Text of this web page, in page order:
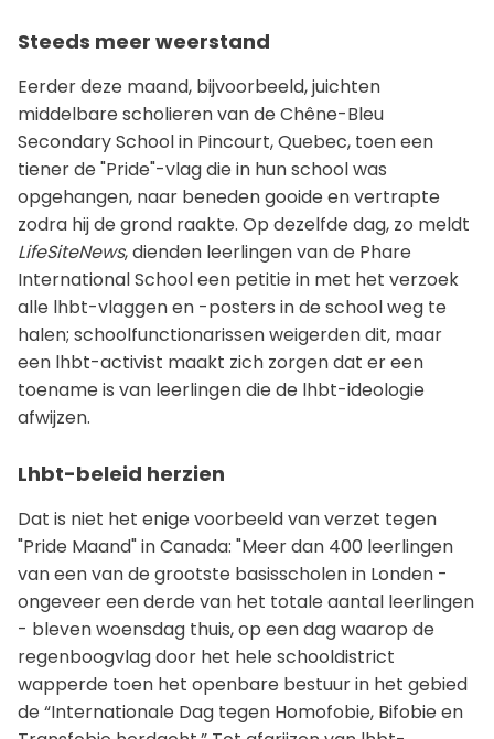
Steeds meer weerstand
Eerder deze maand, bijvoorbeeld, juichten
middelbare scholieren van de Chêne-Bleu
Secondary School in Pincourt, Quebec, toen een
tiener de "Pride"-vlag die in hun school was
opgehangen, naar beneden gooide en vertrapte
zodra hij de grond raakte. Op dezelfde dag, zo meldt
LifeSiteNews, dienden leerlingen van de Phare
International School een petitie in met het verzoek
alle lhbt-vlaggen en -posters in de school weg te
halen; schoolfunctionarissen weigerden dit, maar
een lhbt-activist maakt zich zorgen dat er een
toename is van leerlingen die de lhbt-ideologie
afwijzen.
Lhbt-beleid herzien
Dat is niet het enige voorbeeld van verzet tegen
"Pride Maand" in Canada: "Meer dan 400 leerlingen
van een van de grootste basisscholen in Londen -
ongeveer een derde van het totale aantal leerlingen
- bleven woensdag thuis, op een dag waarop de
regenboogvlag door het hele schooldistrict
wapperde toen het openbare bestuur in het gebied
de “Internationale Dag tegen Homofobie, Bifobie en